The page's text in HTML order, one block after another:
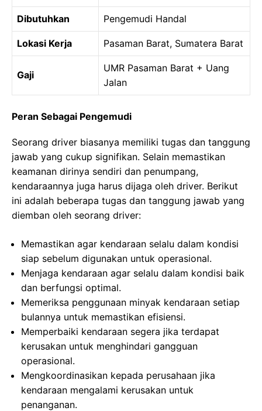
Dibutuhkan Pengemudi Handal
Lokasi Kerja Pasaman Barat, Sumatera Barat
Gaji
UMR Pasaman Barat + Uang
Jalan
Peran Sebagai Pengemudi
Seorang driver biasanya memiliki tugas dan tanggung
jawab yang cukup signifikan. Selain memastikan
keamanan dirinya sendiri dan penumpang,
kendaraannya juga harus dijaga oleh driver. Berikut
ini adalah beberapa tugas dan tanggung jawab yang
diemban oleh seorang driver:
Memastikan agar kendaraan selalu dalam kondisi
siap sebelum digunakan untuk operasional.
Menjaga kendaraan agar selalu dalam kondisi baik
dan berfungsi optimal.
Memeriksa penggunaan minyak kendaraan setiap
bulannya untuk memastikan efisiensi.
Memperbaiki kendaraan segera jika terdapat
kerusakan untuk menghindari gangguan
operasional.
Mengkoordinasikan kepada perusahaan jika
kendaraan mengalami kerusakan untuk
penanganan.